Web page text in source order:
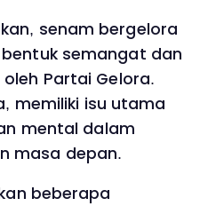
senam bergelora
semangat dan
Partai Gelora.
memiliki isu utama
mental dalam
masa depan.
beberapa